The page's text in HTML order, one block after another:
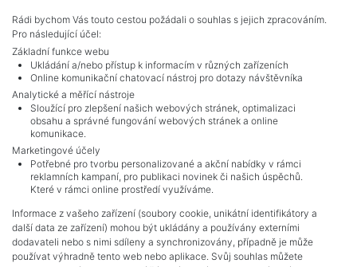
NAVIGACE
Terms and conditions
Protection of personal data
Real estate's
Contact
Rádi bychom Vás touto cestou požádali o souhlas s jejich zpracováním.
Pro následující účel:
Základní funkce webu
Ukládání a/nebo přístup k informacím v různých zařízeních
Online komunikační chatovací nástroj pro dotazy návštěvníka
Analytické a měřící nástroje
Sloužící pro zlepšení našich webových stránek, optimalizaci
obsahu a správné fungování webových stránek a online
komunikace.
Marketingové účely
Potřebné pro tvorbu personalizované a akční nabídky v rámci
reklamních kampaní, pro publikaci novinek či našich úspěchů.
Které v rámci online prostředí využíváme.
Informace z vašeho zařízení (soubory cookie, unikátní identifikátory a
další data ze zařízení) mohou být ukládány a používány externími
dodavateli nebo s nimi sdíleny a synchronizovány, případně je může
používat výhradně tento web nebo aplikace. Svůj souhlas můžete